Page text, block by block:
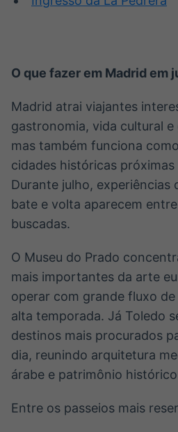
O que fazer em Madrid em
Madrid atrai viajantes
gastronomia, vida cultural e
mas também funciona
cidades históricas
Durante julho, experiências
bate e volta aparecem
buscadas.
O Museu do Prado
mais importantes da arte
operar com grande fluxo
alta temporada. Já Toledo
destinos mais procurados
dia, reunindo arquitetura
árabe e patrimônio
Entre os passeios mais